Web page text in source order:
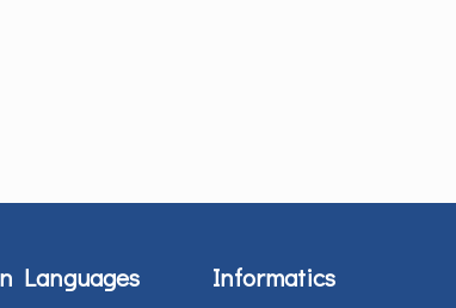
Languages Informatics